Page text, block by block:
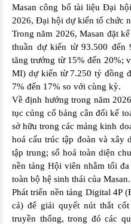
Masan công bố tài liệu Đại
2026, Đại hội dự kiến tổ chức
Trong năm 2026, Masan đặt
thuần dự kiến từ 93.500 đến
tăng trưởng từ 15% đến 20%;
MI) dự kiến từ 7.250 tỷ đồng
7% đến 17% so với cùng kỳ.
Về định hướng trong năm
tục củng cố bảng cân đối kế
sở hữu trong các mảng kinh
hoá cấu trúc tập đoàn và xây
tập trung; số hoá toàn diện
nền tảng Hội viên nhằm tối
toàn bộ hệ sinh thái của Masan.
Phát triển nền tảng Digital 4P
cả) để giải quyết nút thắt
truyền thống, trong đó các